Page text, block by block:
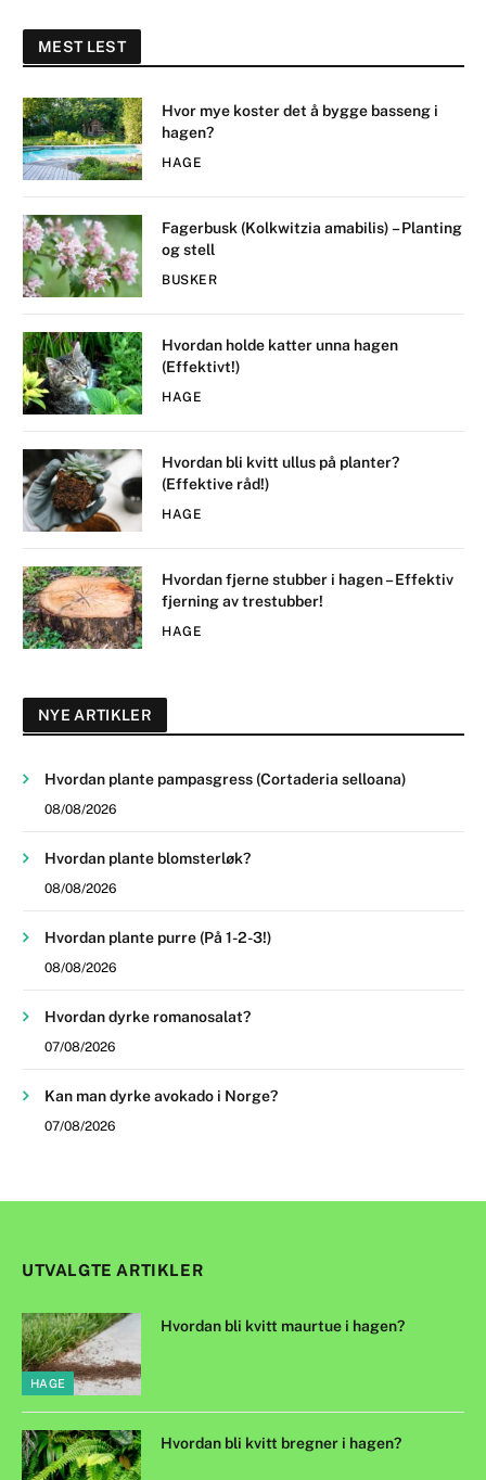
MEST LEST
Hvor mye koster det å bygge basseng i
hagen?
HAGE
Fagerbusk (Kolkwitzia amabilis) – Planting
og stell
BUSKER
Hvordan holde katter unna hagen
(Effektivt!)
HAGE
Hvordan bli kvitt ullus på planter?
(Effektive råd!)
HAGE
Hvordan fjerne stubber i hagen – Effektiv
fjerning av trestubber!
HAGE
NYE ARTIKLER
Hvordan plante pampasgress (Cortaderia selloana)
08/08/2026
Hvordan plante blomsterløk?
08/08/2026
Hvordan plante purre (På 1-2-3!)
08/08/2026
Hvordan dyrke romanosalat?
07/08/2026
Kan man dyrke avokado i Norge?
07/08/2026
UTVALGTE ARTIKLER
HAGE
Hvordan bli kvitt maurtue i hagen?
Hvordan bli kvitt bregner i hagen?